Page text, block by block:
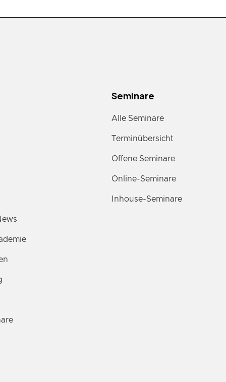
Seminare
Alle Seminare
Terminübersicht
Offene Seminare
Online-Seminare
Inhouse-Seminare